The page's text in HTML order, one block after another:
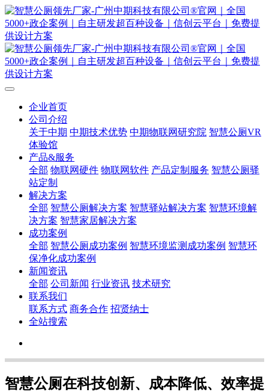
企业首页
公司介绍
关于中期 中期技术优势 中期物联网研究院 智慧公厕VR
体验馆
产品&服务
全部 物联网硬件 物联网软件 产品定制服务 智慧公厕驿
站定制
解决方案
全部 智慧公厕解决方案 智慧驿站解决方案 智慧环境解
决方案 智慧家居解决方案
成功案例
全部 智慧公厕成功案例 智慧环境监测成功案例 智慧环
保净化成功案例
新闻资讯
全部 公司新闻 行业资讯 技术研究
联系我们
联系方式 商务合作 招贤纳士
全站搜索
智慧公厕在科技创新、成本降低、效率提